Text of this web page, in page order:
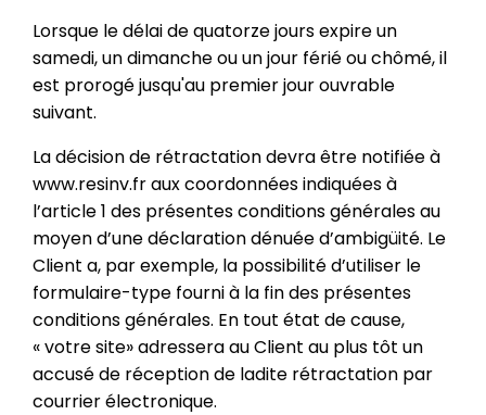
Lorsque le délai de quatorze jours expire un
samedi, un dimanche ou un jour férié ou chômé, il
est prorogé jusqu'au premier jour ouvrable
suivant.
La décision de rétractation devra être notifiée à
www.resinv.fr aux coordonnées indiquées à
l’article 1 des présentes conditions générales au
moyen d’une déclaration dénuée d’ambigüité. Le
Client a, par exemple, la possibilité d’utiliser le
formulaire-type fourni à la fin des présentes
conditions générales. En tout état de cause,
« votre site» adressera au Client au plus tôt un
accusé de réception de ladite rétractation par
courrier électronique.